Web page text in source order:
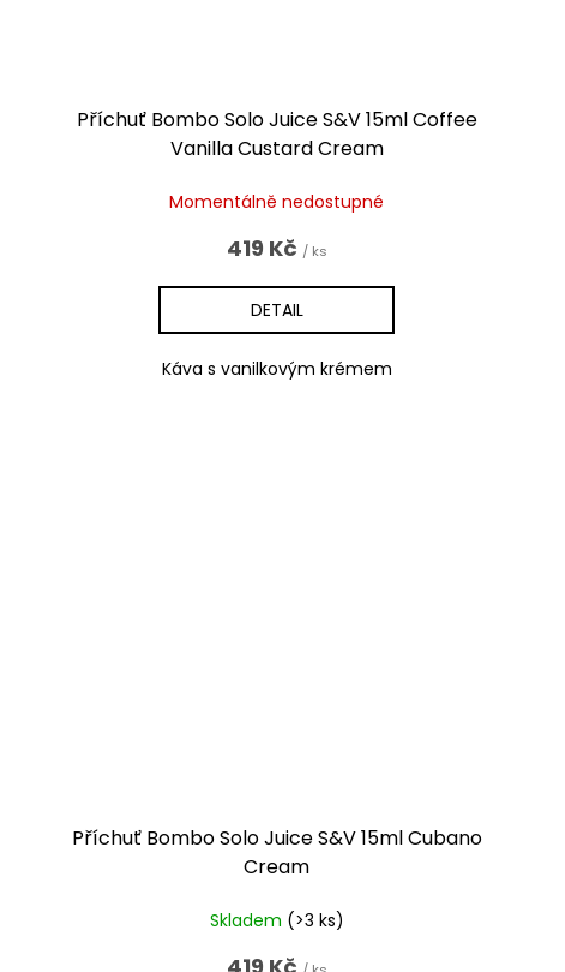
Příchuť Bombo Solo Juice S&V 15ml Coffee
Vanilla Custard Cream
Momentálně nedostupné
419 Kč / ks
DETAIL
Káva s vanilkovým krémem
Příchuť Bombo Solo Juice S&V 15ml Cubano
Cream
Skladem (>3 ks)